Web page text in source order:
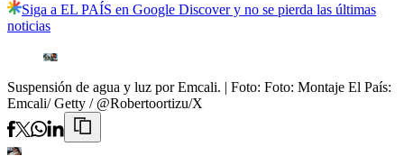
Siga a EL PAÍS en Google Discover y no se pierda las últimas
noticias
Suspensión de agua y luz por Emcali. | Foto: Foto: Montaje El País:
Emcali/ Getty / @Robertoortizu/X